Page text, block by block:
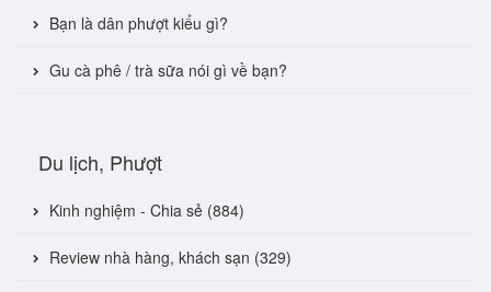
Bạn là dân phượt kiểu gì?
Gu cà phê / trà sữa nói gì về bạn?
Du lịch, Phượt
Kinh nghiệm - Chia sẻ (884)
Review nhà hàng, khách sạn (329)